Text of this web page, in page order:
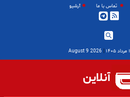
تماس با ما آرشیو
|
2026 August 9
آنلاین